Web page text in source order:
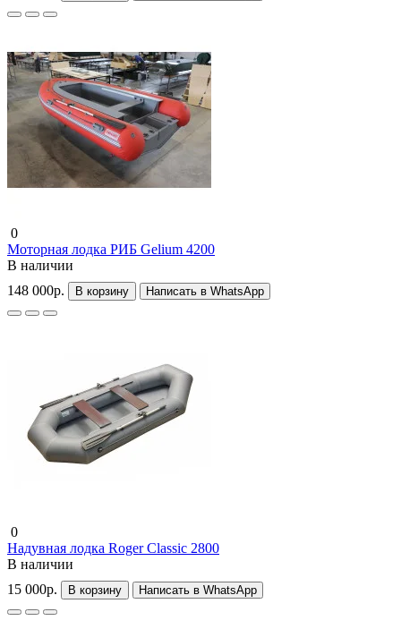
0
Моторная лодка РИБ Gelium 4200
В наличии
148 000р.
В корзину Написать в WhatsApp
0
Надувная лодка Roger Classic 2800
В наличии
15 000р.
В корзину Написать в WhatsApp